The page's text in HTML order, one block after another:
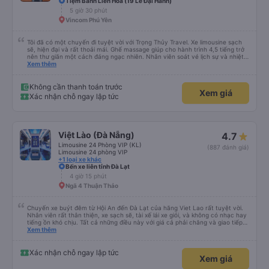
5 giờ 30 phút
Vincom Phú Yên
Tôi đã có một chuyến đi tuyệt vời với Trọng Thủy Travel. Xe limousine sạch
sẽ, hiện đại và rất thoải mái. Ghế massage giúp cho hành trình 4,5 tiếng trở
nên thư giãn một cách đáng ngạc nhiên. Nhân viên soát vé lịch sự và nhiệt
tình, tài xế cẩn thận và chuyên nghiệp, mọi thứ đều được tổ chức tốt. Các
đến khi đến nơi - đều suôn sẻ và không gặp rắc rối. Tôi rất hài lòng với công
ty này và chắc chắn sẽ chọn Trọng Thủy Travel một lần nữa. Rất đáng giới
thiệu!
Xem thêm
Không cần thanh toán trước
Xác nhận chỗ ngay lập tức
Xem giá
Việt Lào (Đà Nẵng)
Limousine 24 Phòng VIP (KL)
Limousine 24 phòng VIP
+1 loại xe khác
4.7
(887 đánh giá)
Bến xe liên tỉnh Đà Lạt
4 giờ 15 phút
Ngã 4 Thuận Thảo
Chuyến xe buýt đêm từ Hội An đến Đà Lạt của hãng Viet Lao rất tuyệt vời.
Nhân viên rất thân thiện, xe sạch sẽ, tài xế lái xe giỏi, và không có nhạc hay
tiếng ồn khó chịu. Tất cả những điều này với giá cả phải chăng và giao tiếp
bằng tiếng Anh rất suôn sẻ, vì vậy tôi rất khuyên bạn nên chọn hãng này.
không được ăn trên xe, nhưng có nhà hàng và quán ăn nhẹ ở một số điểm
dừng. Bạn phải cởi giày và đi chân trần. Tại các điểm dừng, dép nhựa được
cung cấp khi bạn xuống xe; bạn phải trả lại chúng vào thùng trước khi lên xe
Xem thêm
Xác nhận chỗ ngay lập tức
Xem giá